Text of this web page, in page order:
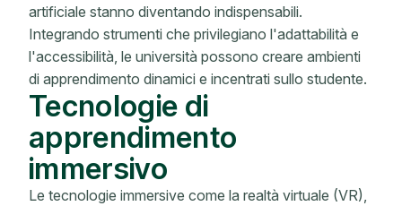
artificiale stanno diventando indispensabili.
Integrando strumenti che privilegiano l'adattabilità e
l'accessibilità, le università possono creare ambienti
di apprendimento dinamici e incentrati sullo studente.
Tecnologie di
apprendimento
immersivo
Le tecnologie immersive come la realtà virtuale (VR),